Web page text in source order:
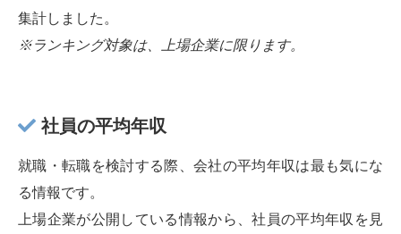
集計しました。
※ランキング対象は、上場企業に限ります。
社員の平均年収
就職・転職を検討する際、会社の平均年収は最も気にな
る情報です。
上場企業が公開している情報から、社員の平均年収を見